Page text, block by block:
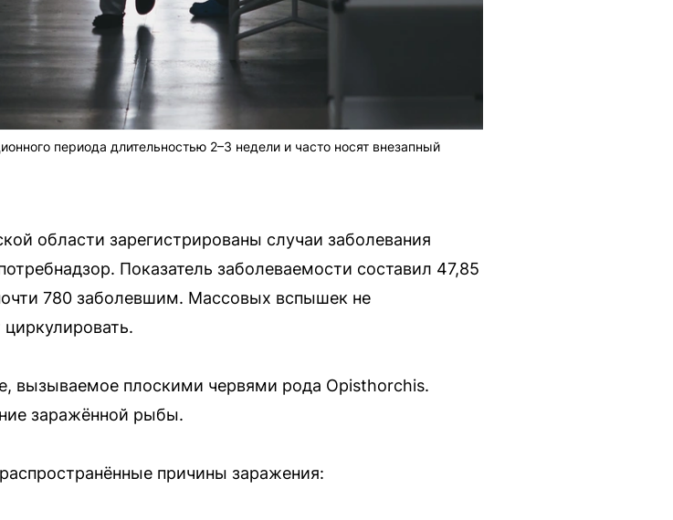
периода длительностью 2–3 недели и часто носят внезапный
области зарегистрированы случаи заболевания
Показатель заболеваемости составил 47,85
780 заболевшим. Массовых вспышек не
вызываемое плоскими червями рода Opisthorchis.
заражённой рыбы.
причины заражения: